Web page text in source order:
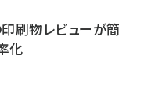
刷物レビューが簡
化